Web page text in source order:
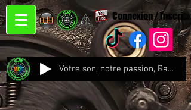
Connexion /
Votre son, notre passion, Radio CJC Recording Studio , là où chaque note prend vie !